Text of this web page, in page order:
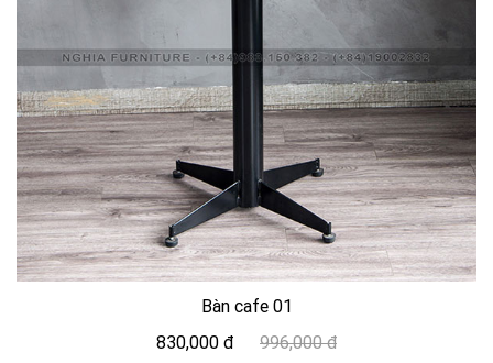
Bàn cafe 01
830,000 đ
996,000 đ